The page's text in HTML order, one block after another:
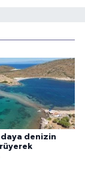
denizin